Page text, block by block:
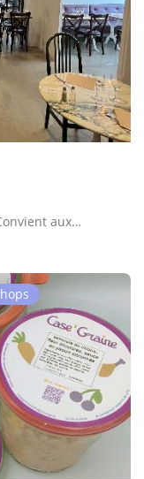
aux…